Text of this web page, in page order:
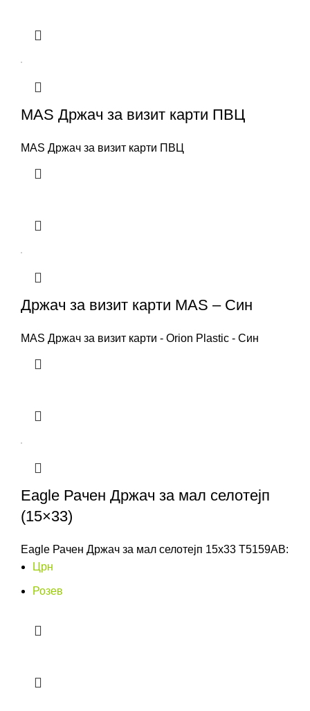
MAS Држач за визит карти ПВЦ
MAS Држач за визит карти ПВЦ
Држач за визит карти MAS – Син
MAS Држач за визит карти - Orion Plastic - Син
Eagle Рачен Држач за мал селотејп
(15×33)
Eagle Рачен Држач за мал селотејп 15x33 T5159AB:
Црн
Розев